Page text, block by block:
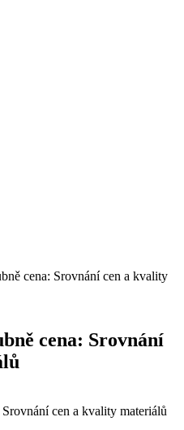
cena: Srovnání cen a kvality
cena: Srovnání